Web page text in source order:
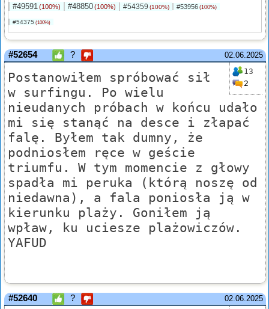
#49591(100%) #48850(100%) #54359 (100%) #53956 (100%)
#54375 (100%)
02.06.2025
#52654 ?
13
2
Postanowiłem spróbować sił
w surfingu. Po wielu
nieudanych próbach w końcu udało
mi się stanąć na desce i złapać
falę. Byłem tak dumny, że
podniosłem ręce w geście
triumfu. W tym momencie z głowy
spadła mi peruka (którą noszę od
niedawna), a fala poniosła ją w
kierunku plaży. Goniłem ją
wpław, ku uciesze plażowiczów.
YAFUD
02.06.2025
#52640 ?